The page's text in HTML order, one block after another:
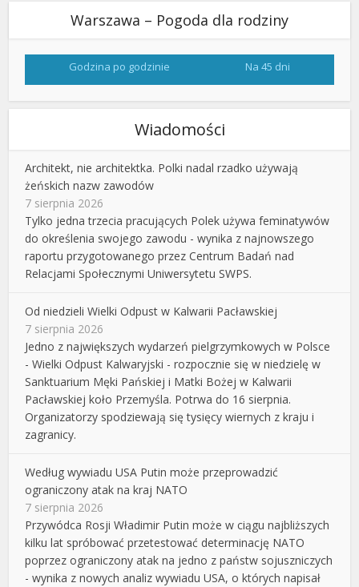
Warszawa – Pogoda dla rodziny
Godzina po godzinie Na 45 dni
Wiadomości
Architekt, nie architektka. Polki nadal rzadko używają
żeńskich nazw zawodów
7 sierpnia 2026
Tylko jedna trzecia pracujących Polek używa feminatywów
do określenia swojego zawodu - wynika z najnowszego
raportu przygotowanego przez Centrum Badań nad
Relacjami Społecznymi Uniwersytetu SWPS.
Od niedzieli Wielki Odpust w Kalwarii Pacławskiej
7 sierpnia 2026
Jedno z największych wydarzeń pielgrzymkowych w Polsce
- Wielki Odpust Kalwaryjski - rozpocznie się w niedzielę w
Sanktuarium Męki Pańskiej i Matki Bożej w Kalwarii
Pacławskiej koło Przemyśla. Potrwa do 16 sierpnia.
Organizatorzy spodziewają się tysięcy wiernych z kraju i
zagranicy.
Według wywiadu USA Putin może przeprowadzić
ograniczony atak na kraj NATO
7 sierpnia 2026
Przywódca Rosji Władimir Putin może w ciągu najbliższych
kilku lat spróbować przetestować determinację NATO
poprzez ograniczony atak na jedno z państw sojuszniczych
- wynika z nowych analiz wywiadu USA, o których napisał